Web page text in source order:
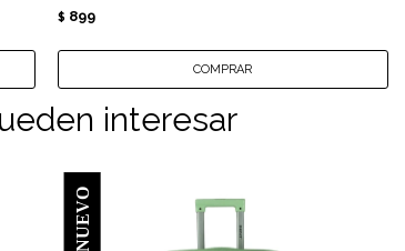
$ 899
interesar